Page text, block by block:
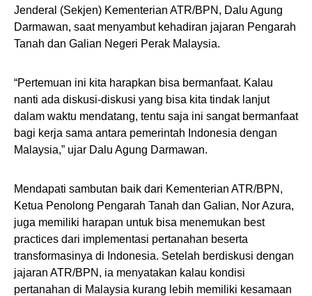
Jenderal (Sekjen) Kementerian ATR/BPN, Dalu Agung
Darmawan, saat menyambut kehadiran jajaran Pengarah
Tanah dan Galian Negeri Perak Malaysia.
“Pertemuan ini kita harapkan bisa bermanfaat. Kalau
nanti ada diskusi-diskusi yang bisa kita tindak lanjut
dalam waktu mendatang, tentu saja ini sangat bermanfaat
bagi kerja sama antara pemerintah Indonesia dengan
Malaysia,” ujar Dalu Agung Darmawan.
Mendapati sambutan baik dari Kementerian ATR/BPN,
Ketua Penolong Pengarah Tanah dan Galian, Nor Azura,
juga memiliki harapan untuk bisa menemukan best
practices dari implementasi pertanahan beserta
transformasinya di Indonesia. Setelah berdiskusi dengan
jajaran ATR/BPN, ia menyatakan kalau kondisi
pertanahan di Malaysia kurang lebih memiliki kesamaan